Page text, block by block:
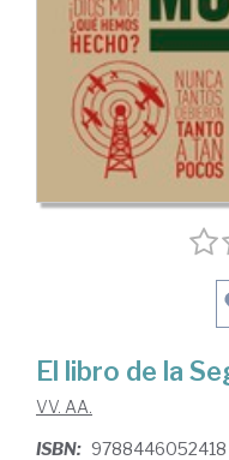
El libro de la
VV. AA.
ISBN: 9788446052418